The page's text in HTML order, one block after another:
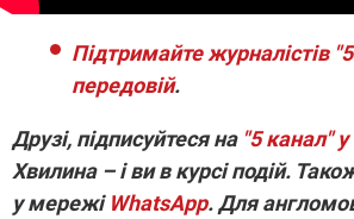
Підтримайте журналістів
передовій.
Друзі, підписуйтеся на "5 канал"
Хвилина – і ви в курсі подій.
у мережі WhatsApp. Для